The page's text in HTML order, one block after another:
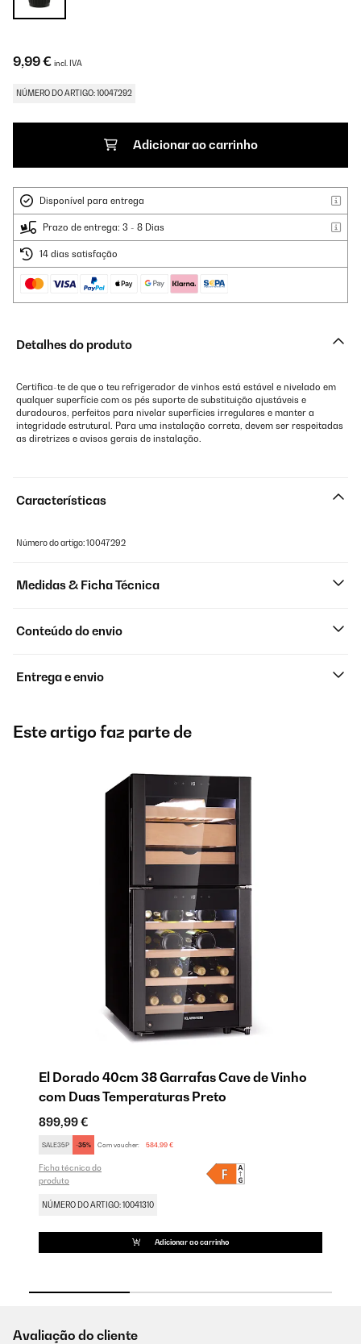
9,99 € incl. IVA
NÚMERO DO ARTIGO: 10047292
Adicionar ao carrinho
Disponível para entrega
Prazo de entrega: 3 - 8 Dias
14 dias satisfação
Detalhes do produto
Certifica-te de que o teu refrigerador de vinhos está estável e nivelado em
qualquer superfície com os pés suporte de substituição ajustáveis e
duradouros, perfeitos para nivelar superfícies irregulares e manter a
integridade estrutural. Para uma instalação correta, devem ser respeitadas
as diretrizes e avisos gerais de instalação.
Características
Número do artigo: 10047292
Medidas & Ficha Técnica
Conteúdo do envio
Entrega e envio
Este artigo faz parte de
El Dorado 40cm 38 Garrafas Cave de Vinho
com Duas Temperaturas Preto
899,99 €
SALE35P -35% Com voucher: 584,99 €
Ficha técnica do
produto
NÚMERO DO ARTIGO: 10041310
Adicionar ao carrinho
Avaliação do cliente